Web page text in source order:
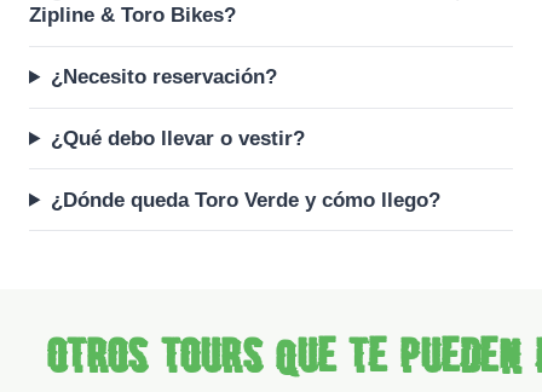
Zipline & Toro Bikes?
¿Necesito reservación?
¿Qué debo llevar o vestir?
¿Dónde queda Toro Verde y cómo llego?
Otros tours que te